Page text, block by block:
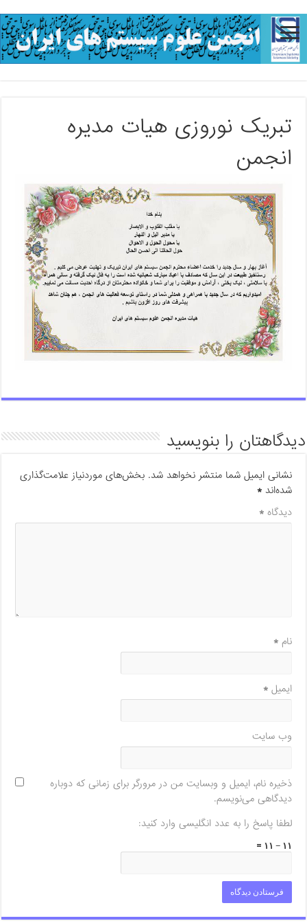
تبریک نوروزی هیات مدیره
انجمن
دیدگاهتان را بنویسید
نشانی ایمیل شما منتشر نخواهد شد. بخش‌های موردنیاز علامت‌گذاری
شده‌اند*
دیدگاه*
نام*
ایمیل*
وب‌ سایت
ذخیره نام، ایمیل و وبسایت من در مرورگر برای زمانی که دوباره
دیدگاهی می‌نویسم.
لطفا پاسخ را به عدد انگلیسی وارد کنید:
۱۱ − ۱۱ =